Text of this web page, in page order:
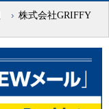
株式会社GRIFFY